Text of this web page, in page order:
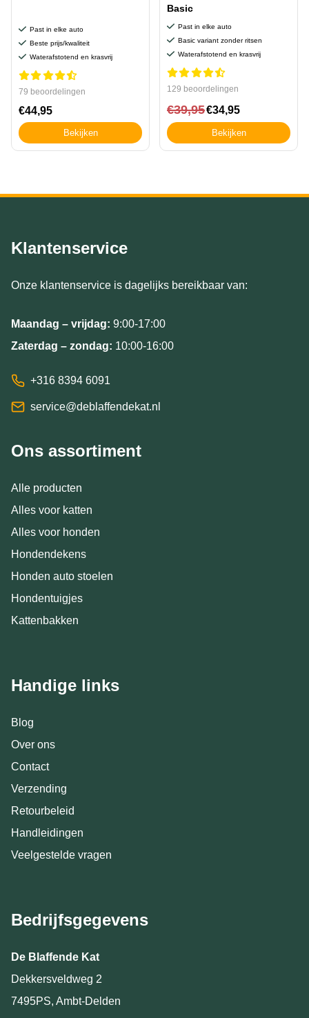
Past in elke auto
Beste prijs/kwaliteit
Waterafstotend en krasvrij
79 beoordelingen
€44,95
Bekijken
Basic
Past in elke auto
Basic variant zonder ritsen
Waterafstotend en krasvrij
129 beoordelingen
€39,95€34,95
Bekijken
Klantenservice
Onze klantenservice is dagelijks bereikbaar van:
Maandag – vrijdag: 9:00-17:00
Zaterdag – zondag: 10:00-16:00
+316 8394 6091
service@deblaffendekat.nl
Ons assortiment
Alle producten
Alles voor katten
Alles voor honden
Hondendekens
Honden auto stoelen
Hondentuigjes
Kattenbakken
Handige links
Blog
Over ons
Contact
Verzending
Retourbeleid
Handleidingen
Veelgestelde vragen
Bedrijfsgegevens
De Blaffende Kat
Dekkersveldweg 2
7495PS, Ambt-Delden